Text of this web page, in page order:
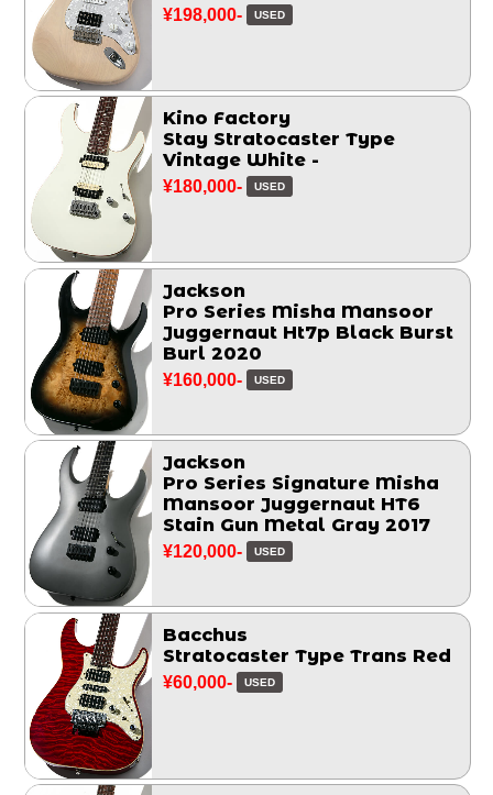
¥198,000- USED
Kino Factory
Stay Stratocaster Type
Vintage White -
¥180,000- USED
Jackson
Pro Series Misha Mansoor
Juggernaut Ht7p Black Burst
Burl 2020
¥160,000- USED
Jackson
Pro Series Signature Misha
Mansoor Juggernaut HT6
Stain Gun Metal Gray 2017
¥120,000- USED
Bacchus
Stratocaster Type Trans Red
¥60,000- USED